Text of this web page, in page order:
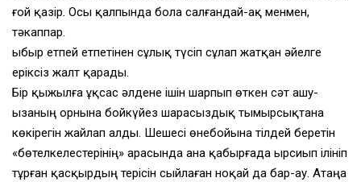
ғой қазiр. Осы қалпында бола салғандай-ақ менмен,
тәкаппар.
Қыбыр етпей етпетiнен сұлық түсiп сұлап жатқан әйелге
ерiксiз жалт қарады.
Бiр қыжылға ұқсас әлдене iшiн шарпып өткен сәт ашу-
ызаның орнына бойкүйез шарасыздық тымырсықтана
көкiрегiн жайлап алды. Шешесi өнебойына тiлдей беретiн
«бөтелкелестерiнiң» арасында ана қабырғада ырсиып iлiнiп
тұрған қасқырдың терiсiн сыйлаған ноқай да бар-ау. Атаңа